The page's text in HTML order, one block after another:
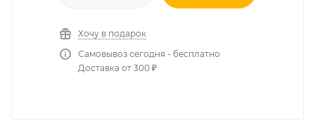
Хочу в подарок
Самовывоз сегодня - бесплатно
Доставка от 300 ₽